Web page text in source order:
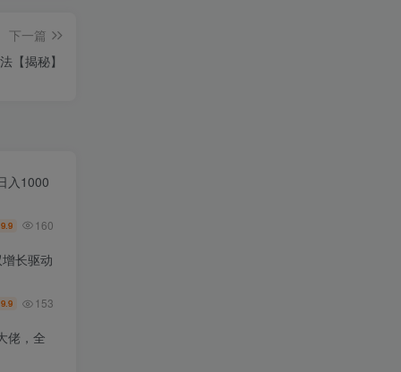
下一篇
【揭秘】
入1000
9.9 160
长驱动
9.9 153
佬，全